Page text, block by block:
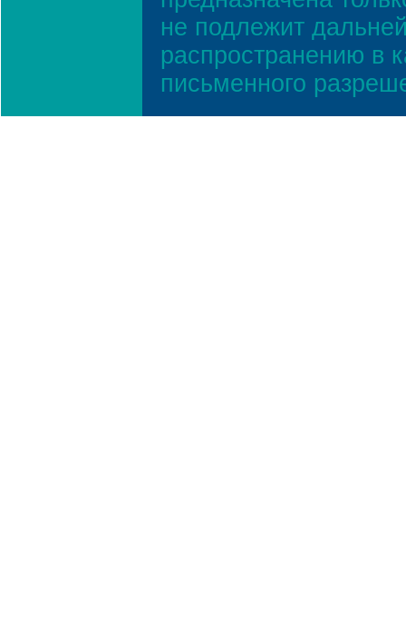
не подлежит
распространению в
письменного